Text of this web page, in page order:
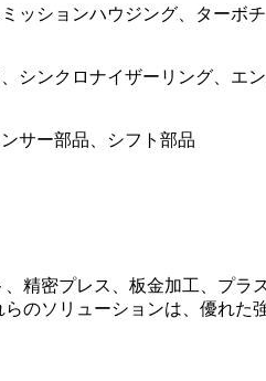
ッションハウジング、ターボ
シンクロナイザーリング、エ
サー部品、シフト部品
精密プレス、板金加工、プラ
のソリューションは、優れた